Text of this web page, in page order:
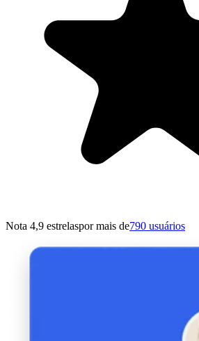
Nota 4,9 estrelaspor mais de790 usuários